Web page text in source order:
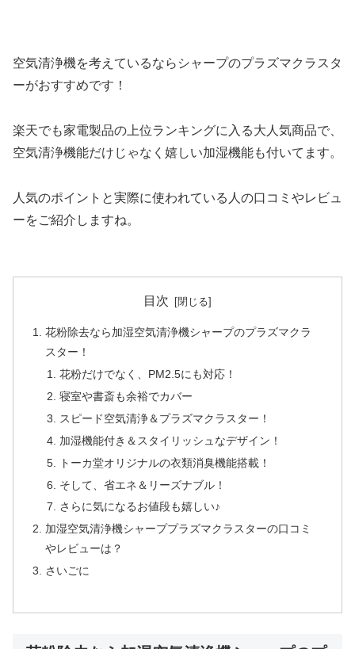
空気清浄機を考えているならシャープのプラズマクラスタ
ーがおすすめです！
楽天でも家電製品の上位ランキングに入る大人気商品で、
空気清浄機能だけじゃなく嬉しい加湿機能も付いてます。
人気のポイントと実際に使われている人の口コミやレビュ
ーをご紹介しますね。
目次
花粉除去なら加湿空気清浄機シャープのプラズマクラ
スター！
花粉だけでなく、PM2.5にも対応！
寝室や書斎も余裕でカバー
スピード空気清浄＆プラズマクラスター！
加湿機能付き＆スタイリッシュなデザイン！
トーカ堂オリジナルの衣類消臭機能搭載！
そして、省エネ＆リーズナブル！
さらに気になるお値段も嬉しい♪
加湿空気清浄機シャーププラズマクラスターの口コミ
やレビューは？
さいごに